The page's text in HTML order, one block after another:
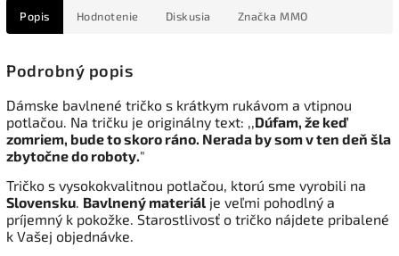
Popis Hodnotenie Diskusia Značka MMO
Podrobný popis
Dámske bavlnené tričko s krátkym rukávom a vtipnou
potlačou. Na tričku je originálny text: ,,Dúfam, že keď
zomriem, bude to skoro ráno. Nerada by som v ten deň šla
zbytočne do roboty."
Tričko s vysokokvalitnou potlačou, ktorú sme vyrobili na
Slovensku. Bavlnený materiál je veľmi pohodlný a
príjemný k pokožke. Starostlivosť o tričko nájdete pribalené
k Vašej objednávke.